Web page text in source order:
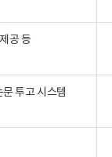
공 등
투고 시스템